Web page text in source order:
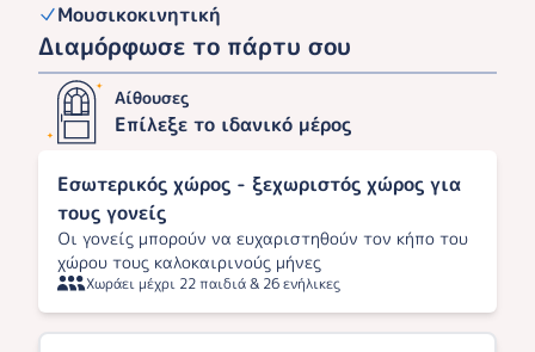
Μουσικοκινητική
Διαμόρφωσε το πάρτυ σου
Αίθουσες
Επίλεξε το ιδανικό μέρος
Εσωτερικός χώρος - ξεχωριστός χώρος για
τους γονείς
Οι γονείς μπορούν να ευχαριστηθούν τον κήπο του
χώρου τους καλοκαιρινούς μήνες
Χωράει μέχρι 22 παιδιά & 26 ενήλικες